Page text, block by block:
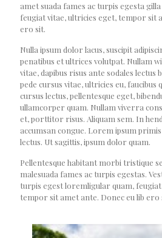
amet suada fames ac turpis egesta
feugiat vitae, ultricies eget, tempor sit
ero sit.
Nulla ipsum dolor lacus, suscipit
penatibus et ultrices volutpat. Nullam
vitae, dapibus risus ante sodales lectus
pede cursus vitae, ultricies eu,
cursus lectus, pellentesque eget,
ullamcorper quam. Nullam viverra
et, porttitor risus. Aliquam sem. In
accumsan congue. Lorem ipsum primis
lectus. Ut sagittis, ipsum dolor quam.
Pellentesque habitant morbi tristique
malesuada fames ac turpis egestas.
turpis egest loremligular quam,
tempor sit amet ante. Donec eu lib ero